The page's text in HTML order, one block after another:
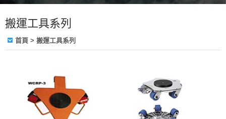
搬運工具系列
首頁 > 搬運工具系列